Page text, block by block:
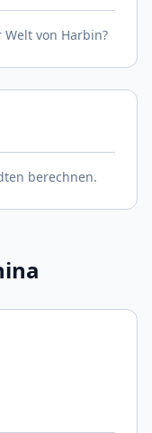
von Harbin?
berechnen.